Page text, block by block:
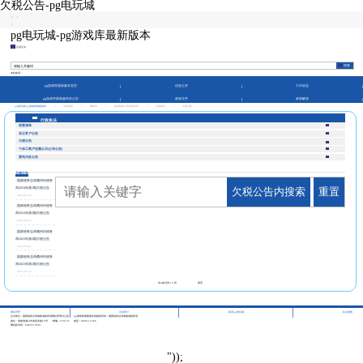
欠税公告-pg电玩城
| |
|
pg电玩城-pg游戏库最新版本
征纳互动
本站热词：
pg游戏库最新版本首页 信息公开 工作动态
pg游戏库最新版本的公告 政策文件 政策解读
pg电玩城-pg游戏库最新版本 市县频道 儋州市 欠税公告
行政执法
权责清单
非正常户公告
欠税公告
个体工商户定额公示(公布公告)
委托代征公告
欠税公告
欠税公告内搜索 重置
国家税务总局儋州市税务
局2024年第1期欠税公告
2024-01-29
国家税务总局儋州市税务
局2023年第3期欠税公告
国家税务总局儋州市税务
局2023年第2期欠税公告
2023-06-02
国家税务总局儋州市税务
局2023年第1期欠税公告
2023-02-10
共4条记录 1/1 页 第页
网站管理 | 访问统计 | 联系pg电玩城 |
站点地图
主办单位：国家税务总局海南省税务局网站管理办公室
pg游戏库最新版本的版权所有：国家税务总局海南省税务局
地址：海南省海口市龙昆北路10号
邮编：570125
电话：0898-12366
网站标识码：bm29210001
"));